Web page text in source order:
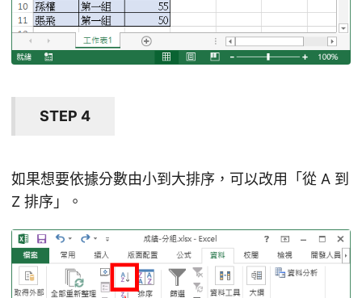
STEP 4
如果想要依據分數由小到大排序，可以改用「從 A 到
Z 排序」。